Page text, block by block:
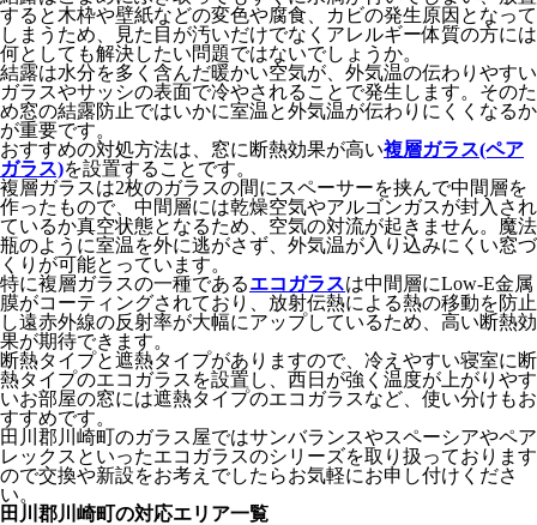
すると木枠や壁紙などの変色や腐食、カビの発生原因となって
しまうため、見た目が汚いだけでなくアレルギー体質の方には
何としても解決したい問題ではないでしょうか。
結露は水分を多く含んだ暖かい空気が、外気温の伝わりやすい
ガラスやサッシの表面で冷やされることで発生します。そのた
め窓の結露防止ではいかに室温と外気温が伝わりにくくなるか
が重要です。
おすすめの対処方法は、窓に断熱効果が高い複層ガラス(ペア
ガラス)を設置することです。
複層ガラスは2枚のガラスの間にスペーサーを挟んで中間層を
作ったもので、中間層には乾燥空気やアルゴンガスが封入され
ているか真空状態となるため、空気の対流が起きません。魔法
瓶のように室温を外に逃がさず、外気温が入り込みにくい窓づ
くりが可能とっています。
特に複層ガラスの一種であるエコガラスは中間層にLow-E金属
膜がコーティングされており、放射伝熱による熱の移動を防止
し遠赤外線の反射率が大幅にアップしているため、高い断熱効
果が期待できます。
断熱タイプと遮熱タイプがありますので、冷えやすい寝室に断
熱タイプのエコガラスを設置し、西日が強く温度が上がりやす
いお部屋の窓には遮熱タイプのエコガラスなど、使い分けもお
すすめです。
田川郡川崎町のガラス屋ではサンバランスやスペーシアやペア
レックスといったエコガラスのシリーズを取り扱っております
ので交換や新設をお考えでしたらお気軽にお申し付けくださ
い。
田川郡川崎町の対応エリア一覧